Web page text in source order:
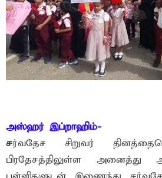
அஸ்ஹர் இப்றாஹிம்-
சர்வதேச சிறுவர்
பிரதேசத்திலுள்ள அனைத்து